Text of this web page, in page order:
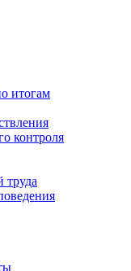
итогам
контроля
труда